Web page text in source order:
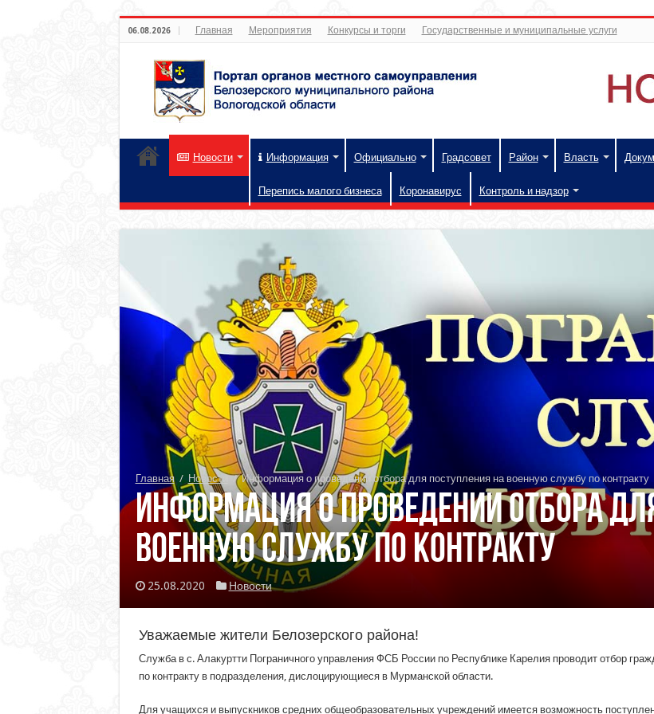
06.08.2026 Главная Мероприятия Конкурсы и торги Государственные и муниципальные услуги
Новости Информация Официально Градсовет Район Власть
Перепись малого бизнеса Коронавирус Контроль и надзор
Главная / Новости / Информация о проведении отбора для поступления на военную службу по контракту
Информация о проведении отбора
военную службу по контракту
25.08.2020 Новости
Уважаемые жители Белозерского района!
Служба в с. Алакуртти Пограничного управления ФСБ России по Республике Карелия проводит отбор
по контракту в подразделения, дислоцирующиеся в Мурманской области.
Для учащихся и выпускников средних общеобразовательных учреждений имеется возможность